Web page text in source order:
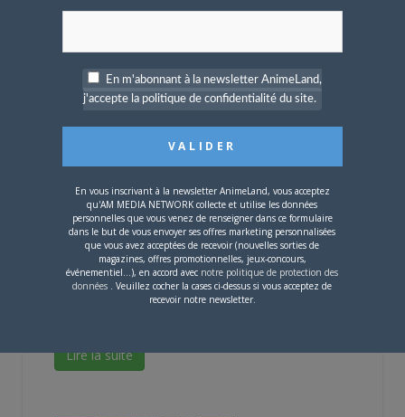
Diffusion :ADN
Studio :Passione
Date de diffusion :à partir du 10 avril à 17h
Durée :12 x 25 mins
Genre :
NCRésumé :Issei, un jeune homme pervers
et plutôt simplet, vit en tant que démon entouré par
son maître Rias, un démon de rang supérieur, mais
Lire la suite
En m'abonnant à la newsletter AnimeLand,
j'accepte la politique de confidentialité du site.
En vous inscrivant à la newsletter AnimeLand, vous acceptez
qu'AM MEDIA NETWORK collecte et utilise les données
personnelles que vous venez de renseigner dans ce formulaire
dans le but de vous envoyer ses offres marketing personnalisées
que vous avez acceptées de recevoir (nouvelles sorties de
magazines, offres promotionnelles, jeux-concours,
événementiel...), en accord avec notre politique de protection des
données . Veuillez cocher la cases ci-dessus si vous acceptez de
recevoir notre newsletter.